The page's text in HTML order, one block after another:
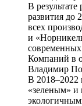
В
развития до
всех
и
современных
Компаний в
Владимир
В 2018–2022
«зеленым» и